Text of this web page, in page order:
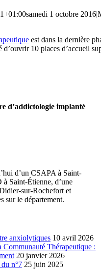
samedi 1 octobre 2016|
est dans la dernière
d’ouvrir 10 places d’accueil
d’addictologie implanté
d’un CSAPA à Saint-
Saint-Étienne, d’une
et
sur le département.
anxiolytiques 10 avril 2026
Communauté Thérapeutique :
20 janvier 2026
n°7 25 juin 2025